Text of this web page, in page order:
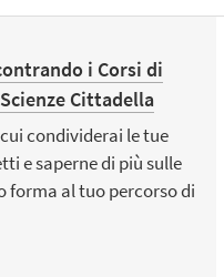
i Corsi di
Cittadella
condividerai le tue
e saperne di più sulle
forma al tuo percorso di